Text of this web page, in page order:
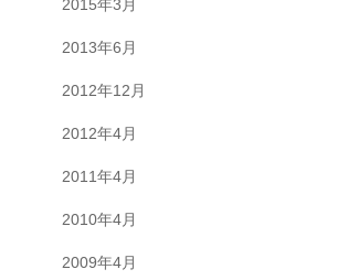
2015年3月
2013年6月
2012年12月
2012年4月
2011年4月
2010年4月
2009年4月